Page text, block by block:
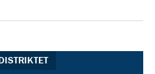
DISTRIKTET